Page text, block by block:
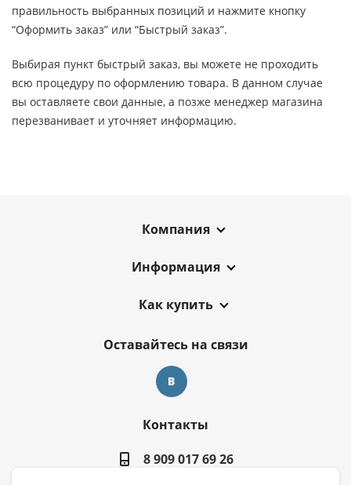
правильность выбранных позиций и нажмите кнопку
“Оформить заказ” или “Быстрый заказ”.
Выбирая пункт быстрый заказ, вы можете не проходить
всю процедуру по оформлению товара. В данном случае
вы оставляете свои данные, а позже менеджер магазина
перезванивает и уточняет информацию.
Компания
Информация
Как купить
Оставайтесь на связи
Контакты
8 909 017 69 26